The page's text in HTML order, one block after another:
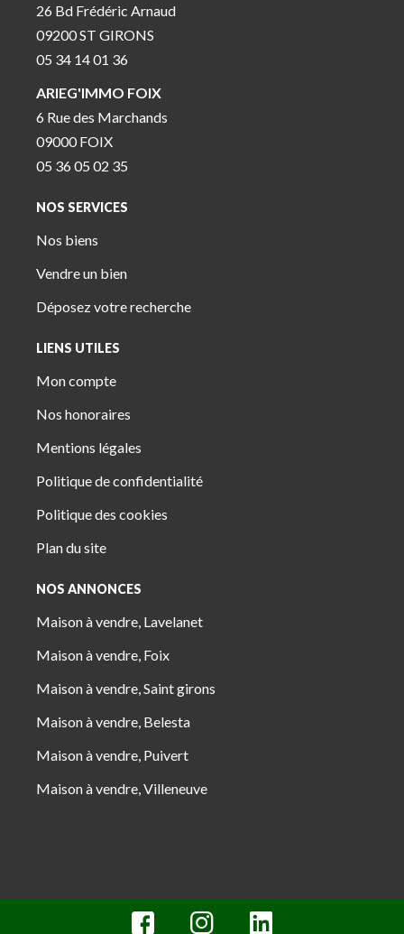
26 Bd Frédéric Arnaud
09200 ST GIRONS
05 34 14 01 36
ARIEG'IMMO FOIX
6 Rue des Marchands
09000 FOIX
05 36 05 02 35
NOS SERVICES
Nos biens
Vendre un bien
Déposez votre recherche
LIENS UTILES
Mon compte
Nos honoraires
Mentions légales
Politique de confidentialité
Politique des cookies
Plan du site
NOS ANNONCES
Maison à vendre, Lavelanet
Maison à vendre, Foix
Maison à vendre, Saint girons
Maison à vendre, Belesta
Maison à vendre, Puivert
Maison à vendre, Villeneuve